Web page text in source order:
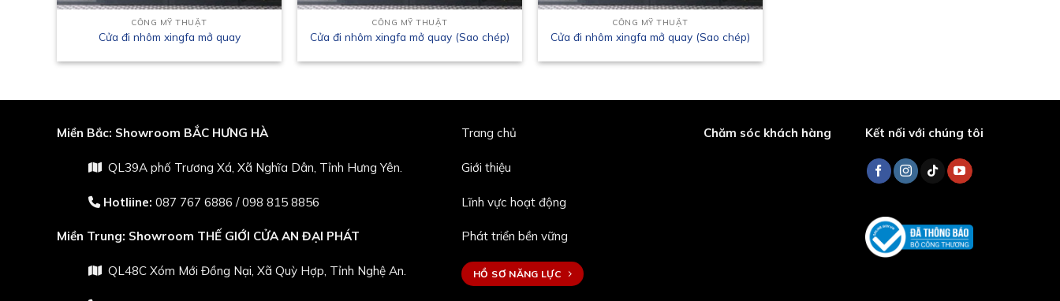
CỔNG MỸ THUẬT
Cửa đi nhôm xingfa mở quay
CỔNG MỸ THUẬT
Cửa đi nhôm xingfa mở quay (Sao chép)
CỔNG MỸ THUẬT
Cửa đi nhôm xingfa mở quay (Sao chép)
Miền Bắc: Showroom BẮC HƯNG HÀ
QL39A phố Trương Xá, Xã Nghĩa Dân, Tỉnh Hưng Yên.
Hotliine: 087 767 6886 /098 815 8856
Miền Trung: Showroom THẾ GIỚI CỬA AN ĐẠI PHÁT
QL48C Xóm Mới Đồng Nại, Xã Quỳ Hợp, Tỉnh Nghệ An.
Trang chủ
Giới thiệu
Lĩnh vực hoạt động
Phát triển bền vững
HỒ SƠ NĂNG LỰC
Chăm sóc khách hàng Kết nối với chúng tôi